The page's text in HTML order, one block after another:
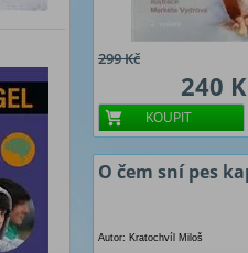
299 Kč
240
KOUPIT
O čem sní pes
Autor: Kratochvíl Miloš